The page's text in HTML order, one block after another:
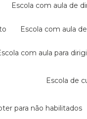
escola com aula de
escola com aula
escola com aula para
escola de
para não habilitados